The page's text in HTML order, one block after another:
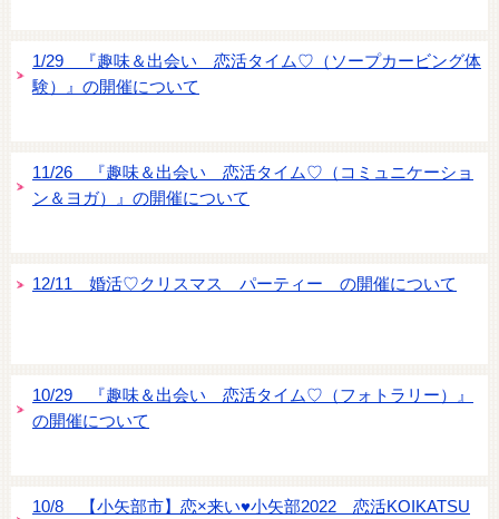
1/29 『趣味＆出会い 恋活タイム♡（ソープカービング体
験）』の開催について
11/26 『趣味＆出会い 恋活タイム♡（コミュニケーショ
ン＆ヨガ）』の開催について
12/11 婚活♡クリスマス パーティー の開催について
10/29 『趣味＆出会い 恋活タイム♡（フォトラリー）』
の開催について
10/8 【小矢部市】恋×来い♥小矢部2022 恋活KOIKATSU